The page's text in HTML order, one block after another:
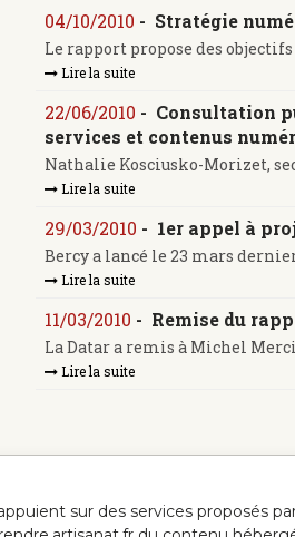
04/10/2010 - Stratégie
Le rapport propose des
Lire la suite
22/06/2010 - Consultation
services et contenus
Nathalie Kosciusko-Morizet,
Lire la suite
29/03/2010 - 1er appel à
Bercy a lancé le 23 mars dernier
Lire la suite
11/03/2010 - Remise du
La Datar a remis à Michel
Lire la suite
sur des services proposés